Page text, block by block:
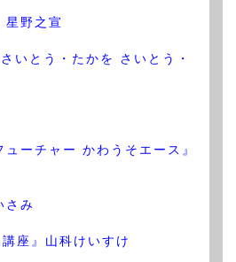
星野之宣
いとう・たかを さいとう・
ューチャー かわうそエース』
さみ
座』山科けいすけ